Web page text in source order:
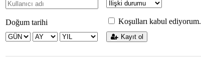
Doğum tarihi Koşulları kabul ediyorum.
Kayıt ol